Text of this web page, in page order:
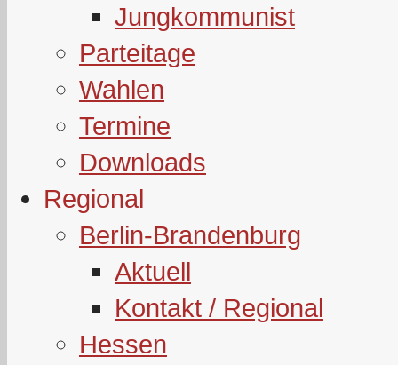
Jungkommunist
Parteitage
Wahlen
Termine
Downloads
Regional
Berlin-Brandenburg
Aktuell
Kontakt / Regional
Hessen